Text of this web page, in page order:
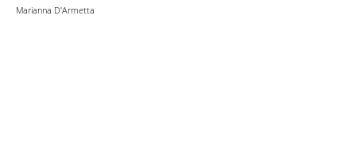
Marianna D'Armetta